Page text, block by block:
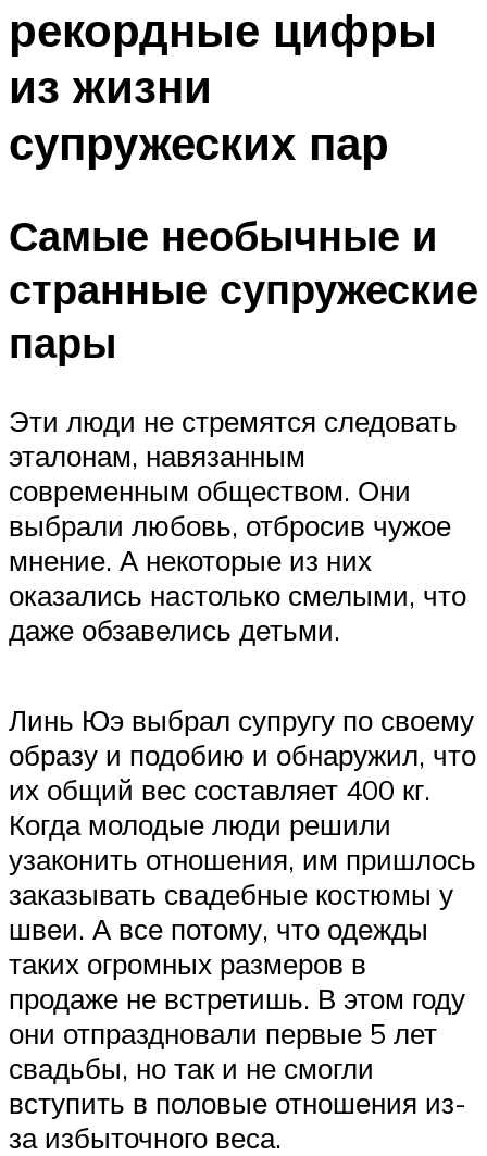
Меню
рекордные цифры
из жизни
супружеских пар
Самые необычные и
странные супружеские
пары
Эти люди не стремятся следовать
эталонам, навязанным
современным обществом. Они
выбрали любовь, отбросив чужое
мнение. А некоторые из них
оказались настолько смелыми, что
даже обзавелись детьми.
Линь Юэ выбрал супругу по своему
образу и подобию и обнаружил, что
их общий вес составляет 400 кг.
Когда молодые люди решили
узаконить отношения, им пришлось
заказывать свадебные костюмы у
швеи. А все потому, что одежды
таких огромных размеров в
продаже не встретишь. В этом году
они отпраздновали первые 5 лет
свадьбы, но так и не смогли
вступить в половые отношения из-
за избыточного веса.